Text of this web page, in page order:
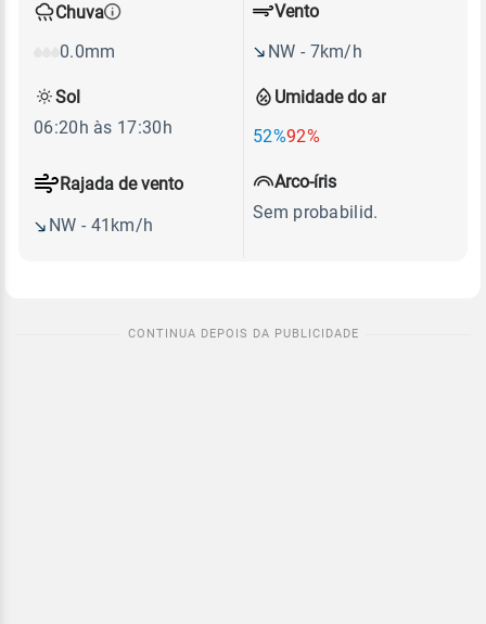
Chuva
0.0mm
Umidade do ar
52%92%
Vento
NW - 7km/h
Rajada de vento
NW - 41km/h
Sol
06:20h às 17:30h
Arco-íris
Sem probabilid.